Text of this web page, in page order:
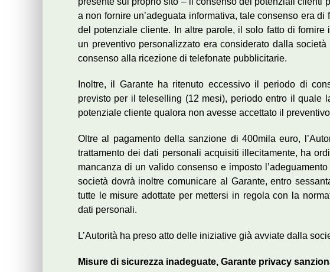
a non fornire un’adeguata informativa, tale consenso era
del potenziale cliente. In altre parole, il solo fatto di
un preventivo personalizzato era considerato dalla
consenso alla ricezione di telefonate pubblicitarie.
Inoltre, il Garante ha ritenuto eccessivo il periodo di
previsto per il teleselling (12 mesi), periodo entro il quale
potenziale cliente qualora non avesse accettato il
Oltre al pagamento della sanzione di 400mila euro,
trattamento dei dati personali acquisiti illecitamente, ha
mancanza di un valido consenso e imposto
società dovrà inoltre comunicare al Garante, entro
tutte le misure adottate per mettersi in regola con la
dati personali.
L’Autorità ha preso atto delle iniziative già avviate dalla
Misure di sicurezza inadeguate, Garante privacy